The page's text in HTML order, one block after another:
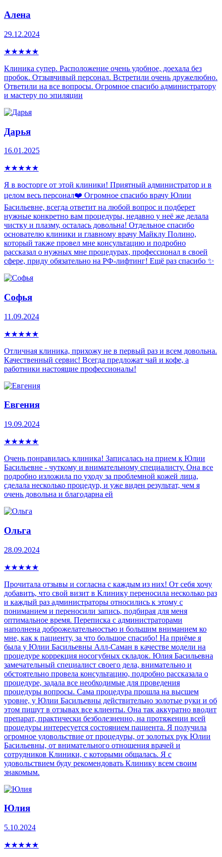
Алена
29.12.2024
★★★★★
Клиника супер. Расположение очень удобное, доехала без
пробок. Отзывчивый персонал. Встретили очень дружелюбно.
Ответили на все вопросы. Огромное спасибо администратору
и мастеру по эпиляции
Дарья
16.01.2025
★★★★★
Я в восторге от этой клиники! Приятный администратор и в
целом весь персонал❤️ Огромное спасибо врачу Юлии
Басильевне, всегда ответит на любой вопрос и подберет
нужные конкретно вам процедуры, недавно у неё же делала
чистку и плазму, осталась довольна! Отдельное спасибо
основателю клиники и главному врачу Майклу Полино,
который также провел мне консультацию и подробно
рассказал о нужных мне процедурах, профессионал в своей
сфере, приду обязательно на РФ-лифтинг! Ещё раз спасибо ✨
Софья
11.09.2024
★★★★★
Отличная клиника, прихожу не в первый раз и всем довольна.
Качественный сервис! Всегда предложат чай и кофе, а
работники настоящие профессионалы!
Евгения
19.09.2024
★★★★★
Очень понравилась клиника! Записалась на прием к Юлии
Басильевне - чуткому и внимательному специалисту. Она все
подробно изложила по уходу за проблемной кожей лица,
сделала несколько процедур, и уже виден результат, чем я
очень довольна и благодарна ей
Ольга
28.09.2024
★★★★★
Прочитала отзывы и согласна с каждым из них! От себя хочу
добавить, что свой визит в Клинику переносила несколько раз
и каждый раз администраторы относились к этому с
пониманием и переносили запись, подбирая для меня
оптимальное время. Переписка с администраторами
наполнена доброжелательностью и большим вниманием ко
мне, как к пациенту, за что большое спасибо! На приёме я
была у Юлии Басильевны Алл-Саман в качестве модели на
процедуре коррекция носогубных складок. Юлия Басильевна
замечательный специалист своего дела, внимательно и
обстоятельно провела консультацию, подробно рассказала о
процедуре, задала все необходимые для проведения
процедуры вопросы. Сама процедура прошла на высшем
уровне, у Юлии Басильевны действительно золотые руки и об
этом пишут в отзывах все клиенты. Она так аккуратно вводит
препарат, практически безболезненно, на протяжении всей
процедуры интересуется состоянием пациента. Я получила
огромное удовольствие от процедуры, от золотых рук Юлии
Басильевны, от внимательного отношения врачей и
сотрудников Клиники, с которыми общалась. Я с
удовольствием буду рекомендовать Клинику всем своим
знакомым.
Юлия
5.10.2024
★★★★★